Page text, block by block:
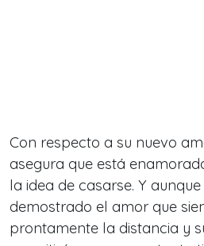
Con respecto a su nuevo
asegura que está
la idea de casarse. Y
demostrado el amor que
prontamente la distancia y